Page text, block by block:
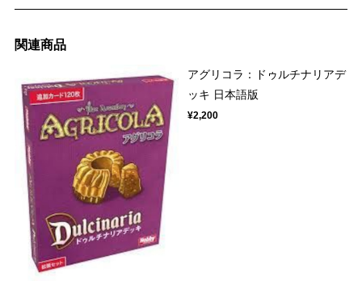
関連商品
アグリコラ：ドゥルチナリアデ
ッキ 日本語版
¥2,200